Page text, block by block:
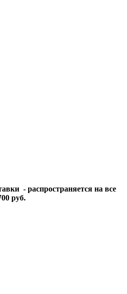
- распространяется на все
руб.